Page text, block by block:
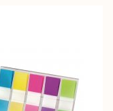
ovat myös
sekä
merkkaajia.
kokoja, myös